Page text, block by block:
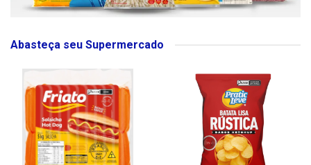
Abasteça seu Supermercado